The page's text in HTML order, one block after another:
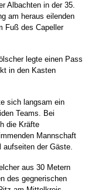
Albachten in der 35.
am heraus eilenden
Fuß des Capeller
legte einen Pass
in den Kasten
sich langsam ein
Teams. Bei
die Kräfte
Mannschaft
der Gäste.
aus 30 Metern
des gegnerischen